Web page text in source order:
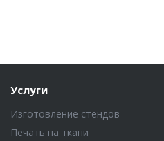
Услуги
Изготовление стендов
Печать на ткани